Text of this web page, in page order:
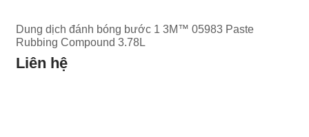
Dung dịch đánh bóng bước 1 3M™ 05983 Paste
Rubbing Compound 3.78L
Liên hệ